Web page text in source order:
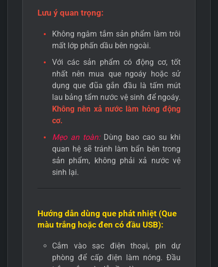
Lưu ý quan trọng:
Không ngâm tắm sản phẩm làm trôi
mất lớp phấn dầu bên ngoài.
Với các sản phẩm có động cơ, tốt
nhất nên mua que ngoáy hoặc sử
dụng que đũa gắn đầu là tấm mút
lau bảng tẩm nước vệ sinh để ngoáy.
Không nên xả nước làm hỏng động
cơ.
Mẹo an toàn:Dùng bao cao su khi
quan hệ sẽ tránh làm bẩn bên trong
sản phẩm, không phải xả nước vệ
sinh lại.
Hướng dẫn dùng que phát nhiệt (Que
màu trắng hoặc đen có đầu USB):
Cắm vào sạc điện thoại, pin dự
phòng để cấp điện làm nóng. Đầu